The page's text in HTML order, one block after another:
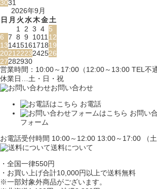
3031
2026年9月
日 月 火水木金土
1
2 3 4 5
6 7 8 9 1011 12
13141516171819
2021 2223242526
27282930
営業時間：10:00～17:00（12:00～13:00 TEL不通
休業日…土・日・祝
お問い合わせ
お電話
お問い
フォーム
お電話受付時間 10:00～12:00 13:00～17:00 （土
送料について
・全国一律550円
・お買い上げ合計10,000円 以上で送料無料
※一部対象外商品がございます。